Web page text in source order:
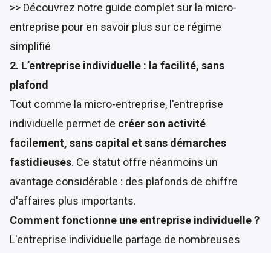
>> Découvrez notre guide complet sur la micro-
entreprise pour en savoir plus sur ce régime
simplifié
2. L’entreprise individuelle : la facilité, sans
plafond
Tout comme la micro-entreprise, l'entreprise
individuelle permet de créer son activité
facilement, sans capital et sans démarches
fastidieuses. Ce statut offre néanmoins un
avantage considérable : des plafonds de chiffre
d'affaires plus importants.
Comment fonctionne une entreprise individuelle ?
L'entreprise individuelle partage de nombreuses